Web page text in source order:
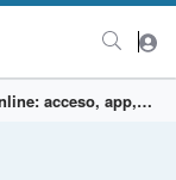
Preguntas e incidencias en cuentas online: acceso, app, tarjetas y saldo